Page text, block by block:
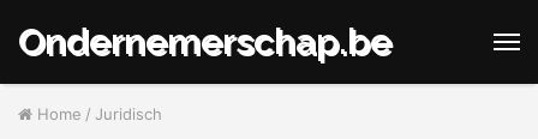
Ondernemerschap.be
Home / Juridisch